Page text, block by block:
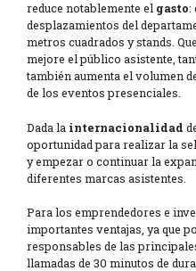
reduce notablemente el gasto:
desplazamientos del
metros cuadrados y stands.
mejore el público asistente,
también aumenta el volumen
de los eventos presenciales.
Dada la internacionalidad
oportunidad para realizar la
y empezar o continuar la
diferentes marcas asistentes.
Para los emprendedores e
importantes ventajas, ya que
responsables de las
llamadas de 30 minutos de